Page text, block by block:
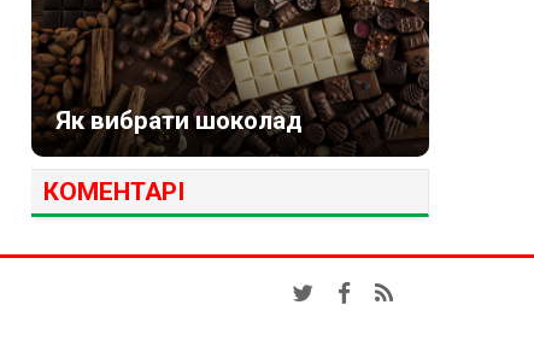
Як вибрати шоколад
КОМЕНТАРІ